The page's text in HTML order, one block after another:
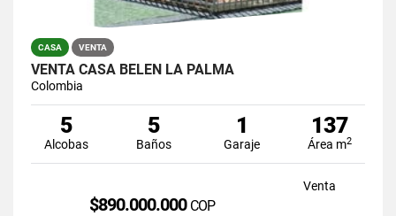
CASA VENTA
VENTA CASA BELEN LA PALMA
Colombia
5
Alcobas
5
Baños
1
Garaje
137
Área m2
Venta
$890.000.000 COP